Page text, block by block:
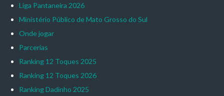
Liga Pantaneira 2026
Ministério Público de Mato Grosso do Sul
Onde jogar
Parcerias
Ranking 12 Toques 2025
Ranking 12 Toques 2026
Ranking Dadinho 2025